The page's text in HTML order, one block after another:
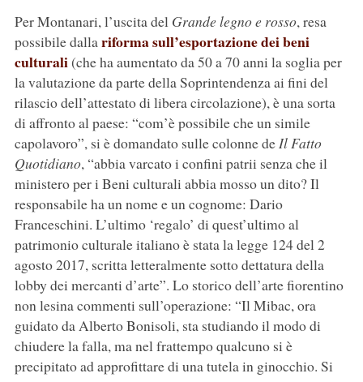
Per Montanari, l’uscita del Grande legno e rosso, resa
possibile dallariforma sull’esportazione dei beni
culturali(che ha aumentato da 50 a 70 anni la soglia per
la valutazione da parte della Soprintendenza ai fini del
rilascio dell’attestato di libera circolazione), è una sorta
di affronto al paese: “com’è possibile che un simile
capolavoro”, si è domandato sulle colonne deIl Fatto
Quotidiano, “abbia varcato i confini patrii senza che il
ministero per i Beni culturali abbia mosso un dito? Il
responsabile ha un nome e un cognome: Dario
Franceschini. L’ultimo ‘regalo’ di quest’ultimo al
patrimonio culturale italiano è stata la legge 124 del 2
agosto 2017, scritta letteralmente sotto dettatura della
lobby dei mercanti d’arte”. Lo storico dell’arte fiorentino
non lesina commenti sull’operazione: “Il Mibac, ora
guidato da Alberto Bonisoli, sta studiando il modo di
chiudere la falla, ma nel frattempo qualcuno si è
precipitato ad approfittare di una tutela in ginocchio. Si